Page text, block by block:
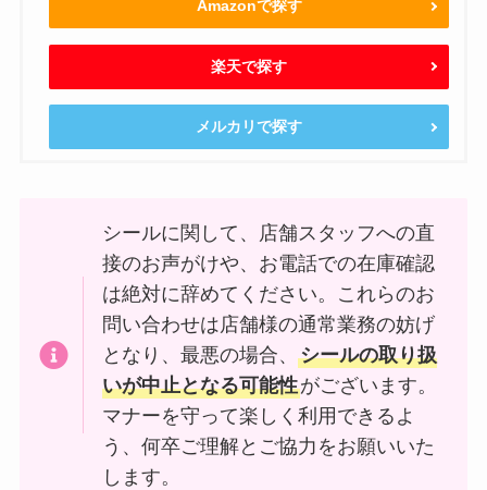
Amazonで探す
楽天で探す
メルカリで探す
シールに関して、店舗スタッフへの直
接のお声がけや、お電話での在庫確認
は絶対に辞めてください。これらのお
問い合わせは店舗様の通常業務の妨げ
となり、最悪の場合、シールの取り扱
いが中止となる可能性がございます。
マナーを守って楽しく利用できるよ
う、何卒ご理解とご協力をお願いいた
します。